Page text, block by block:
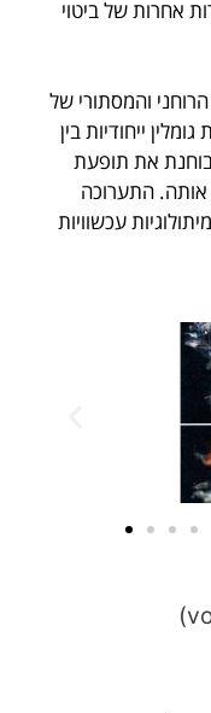
אחרות של ביטוי
והמסתורי של
ייחודיות בין
את תופעת
התערוכה
עכשוויות